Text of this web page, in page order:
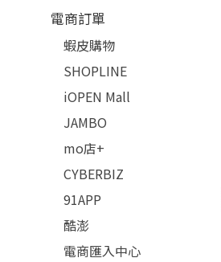
電商訂單
蝦皮購物
SHOPLINE
iOPEN Mall
JAMBO
mo店+
CYBERBIZ
91APP
酷澎
電商匯入中心